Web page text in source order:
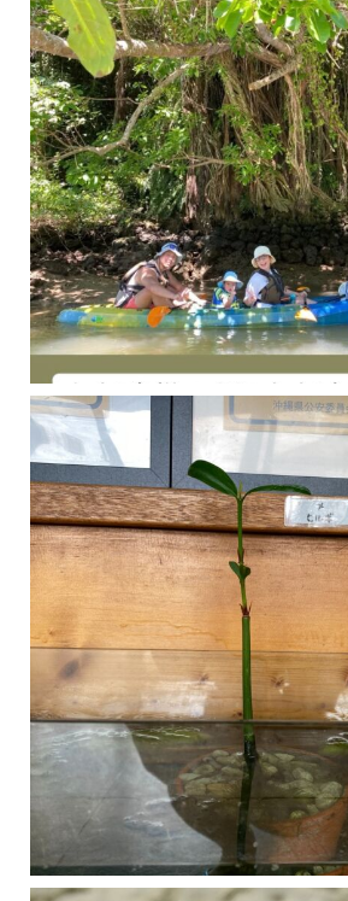
今年の1月にお店に植えたマングローブ(メヒルギ)の苗が成長してきました
マングロ
比謝川でよく見られる生き物 「イソシギ」の足に釣り針が(>_<) 比謝川は釣りが可